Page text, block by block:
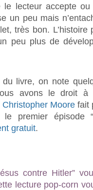
le lecteur accepte
un peu mais
très bon.
peu plus de
livre, on note
avons le droit
Christopher Moore fait
le premier épisode
gratuit.
contre Hitler”
lecture pop-corn